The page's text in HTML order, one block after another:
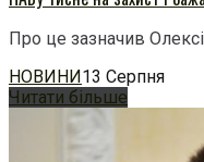
Про це зазначив
НОВИНИ 13 Серпня
Читати більше